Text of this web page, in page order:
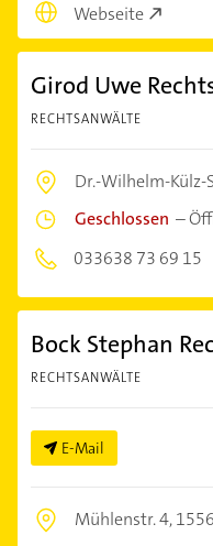
Webseite
Girod Uwe
RECHTSANWÄLTE
Dr.-Wilhelm-Külz-
Geschlossen –
033638 73 69 15
Bock Stephan
RECHTSANWÄLTE
E-Mail
Mühlenstr. 4,